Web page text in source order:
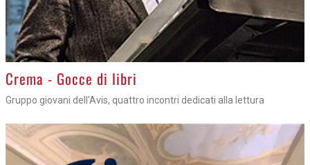
Crema - Gocce di libri
Gruppo giovani dell'Avis, quattro incontri dedicati alla lettura